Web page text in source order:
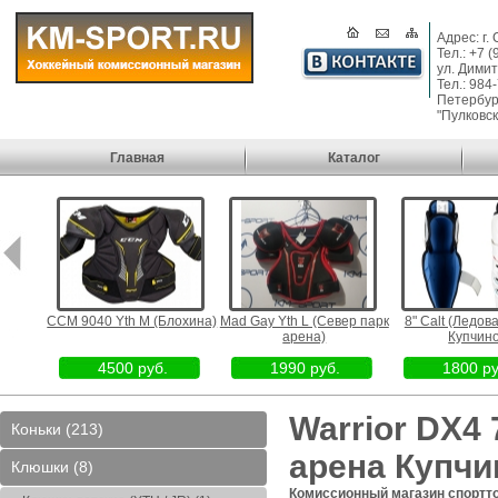
Адрес: г.
Тел.: +7
ул.
Тел.:
Главная Каталог
CCM 9040 Yth M (Блохина)
4500 руб.
Mad Gay Yth L (Север парк
арена)
1990 руб.
8" Calt
Купчино)
1800
Коньки (213)
Клюшки (8)
Warrior DX4
арена
Комиссионный магазин